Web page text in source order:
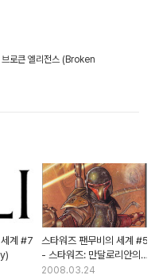
로큰 엘리전스 (Broken
세계 #7
스타워즈 팬무비의 세계 #5
- 스타워즈: 만달로리안의
분노 (Wrath of the
2008.03.24